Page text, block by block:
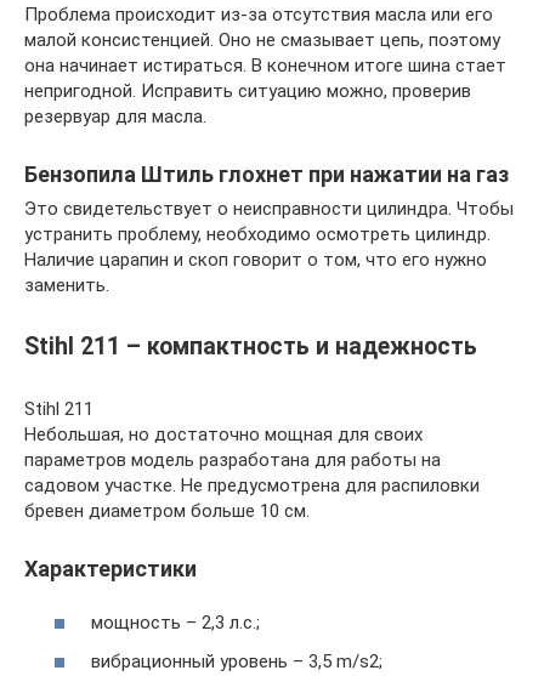
Проблема происходит из-за отсутствия масла или его
малой консистенцией. Оно не смазывает цепь, поэтому
она начинает истираться. В конечном итоге шина стает
непригодной. Исправить ситуацию можно, проверив
резервуар для масла.
Бензопила Штиль глохнет при нажатии на газ
Это свидетельствует о неисправности цилиндра. Чтобы
устранить проблему, необходимо осмотреть цилиндр.
Наличие царапин и скоп говорит о том, что его нужно
заменить.
Stihl 211 – компактность и надежность
Stihl 211
Небольшая, но достаточно мощная для своих
параметров модель разработана для работы на
садовом участке. Не предусмотрена для распиловки
бревен диаметром больше 10 см.
Характеристики
мощность – 2,3 л.с.;
вибрационный уровень – 3,5 m/s2;